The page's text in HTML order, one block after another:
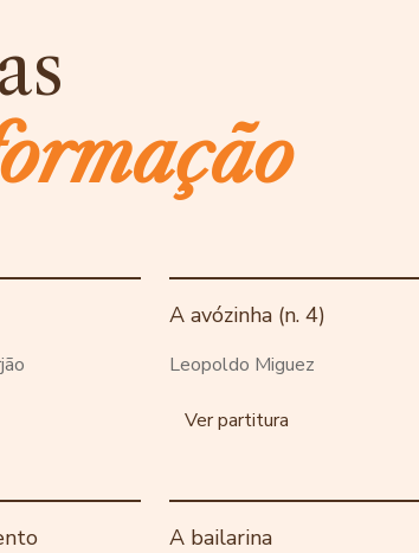
A avózinha (n. 4)
Leopoldo Miguez
Ver partitura
A bailarina